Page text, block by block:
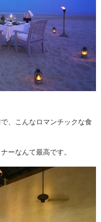
、こんなロマンチックな食
ーなんて最高です。